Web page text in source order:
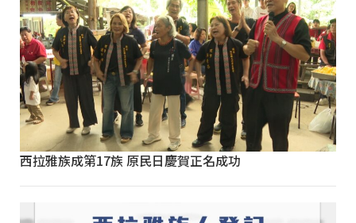
西拉雅族成第17族 原民日慶賀正名成功